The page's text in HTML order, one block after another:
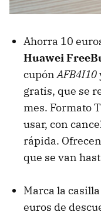
Ahorra 10
Huawei
cupónAFB4I10
gratis, que se
mes. Formato
usar, con
rápida.
que se van
Marca la
euros de